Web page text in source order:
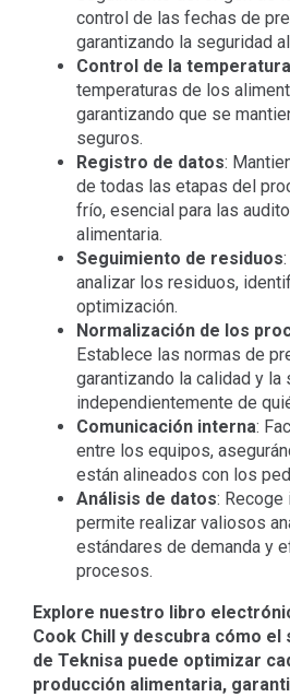
control de las fechas de
garantizando la seguridad
Control de la temperatura
temperaturas de los
garantizando que se
seguros.
Registro de datos:
de todas las etapas del
frío, esencial para las
alimentaria.
Seguimiento de residuos
analizar los residuos,
optimización.
Normalización de los
Establece las normas de
garantizando la calidad y la
independientemente de
Comunicación interna:
entre los equipos,
están alineados con los
Análisis de datos: Recoge
permite realizar valiosos
estándares de demanda y
procesos.
Explore nuestro libro
Cook Chill y descubra cómo
de Teknisa puede optimizar
producción alimentaria,